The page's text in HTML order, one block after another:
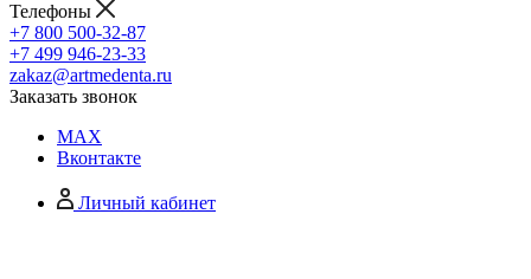
Телефоны
+7 800 500-32-87
+7 499 946-23-33
zakaz@artmedenta.ru
Заказать звонок
MAX
Вконтакте
Личный кабинет